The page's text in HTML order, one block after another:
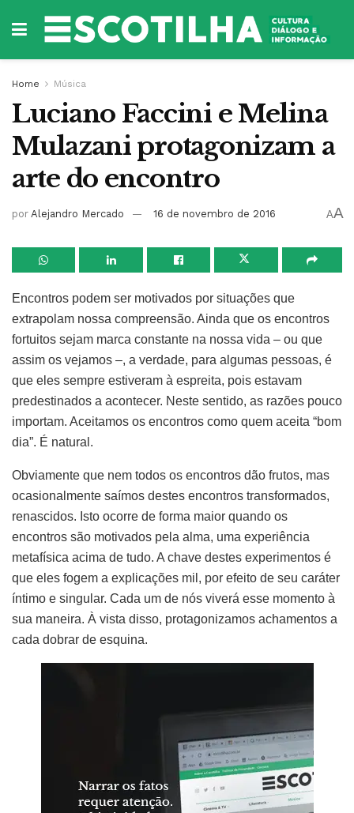
Home Música
Luciano Faccini e Melina
Mulazani protagonizam a
arte do encontro
por Alejandro Mercado 16 de novembro de 2016 AA
Encontros podem ser motivados por situações que
extrapolam nossa compreensão. Ainda que os encontros
fortuitos sejam marca constante na nossa vida – ou que
assim os vejamos –, a verdade, para algumas pessoas, é
que eles sempre estiveram à espreita, pois estavam
predestinados a acontecer. Neste sentido, as razões pouco
importam. Aceitamos os encontros como quem aceita “bom
dia”. É natural.
Obviamente que nem todos os encontros dão frutos, mas
ocasionalmente saímos destes encontros transformados,
renascidos. Isto ocorre de forma maior quando os
encontros são motivados pela alma, uma experiência
metafísica acima de tudo. A chave destes experimentos é
que eles fogem a explicações mil, por efeito de seu caráter
íntimo e singular. Cada um de nós viverá esse momento à
sua maneira. À vista disso, protagonizamos achamentos a
cada dobrar de esquina.